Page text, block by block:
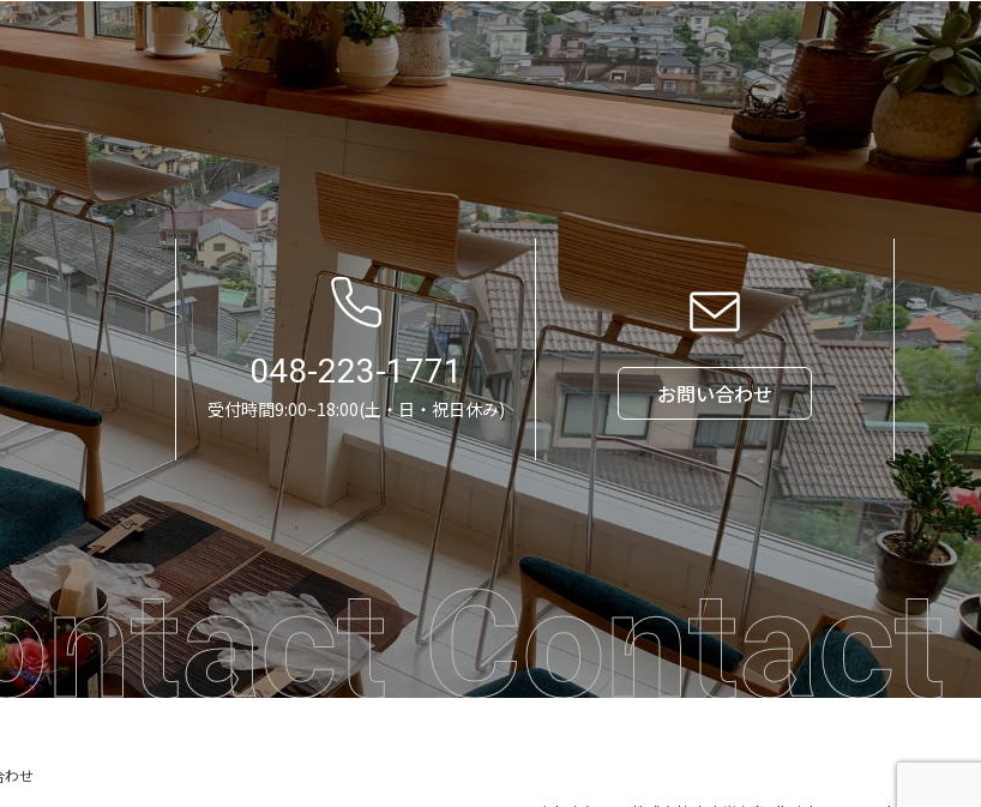
048-223-1771
受付時間9:00~18:00(土・日・祝日休み)
お問い合わせ
わせ